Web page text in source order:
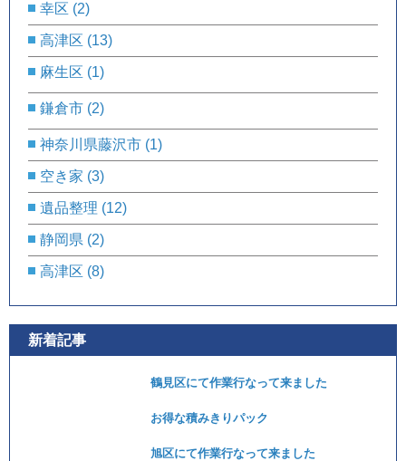
幸区 (2)
高津区 (13)
麻生区 (1)
鎌倉市 (2)
神奈川県藤沢市 (1)
空き家 (3)
遺品整理 (12)
静岡県 (2)
高津区 (8)
新着記事
鶴見区にて作業行なって来ました
お得な積みきりパック
旭区にて作業行なって来ました